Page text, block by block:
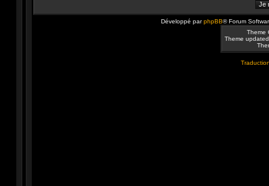
Développé parphpBB® Forum
Theme
Theme